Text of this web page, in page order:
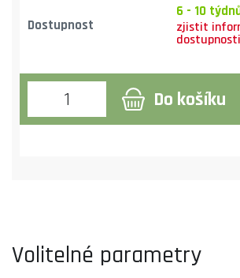
Dostupnost
6 - 10
Do košíku
Volitelné parametry